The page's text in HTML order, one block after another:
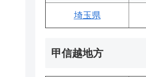
埼玉県
甲信越地方